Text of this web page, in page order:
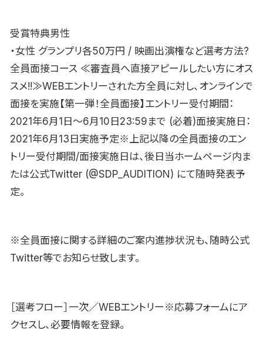
受賞特典男性
・女性 グランプリ各50万円 / 映画出演権など選考方法?
全員面接コース ≪審査員へ直接アピールしたい方にオス
スメ!!≫WEBエントリーされた方全員に対し、オンラインで
面接を実施【第一弾！全員面接】エントリー受付期間：
2021年6月1日〜6月10日23:59まで (必着)面接実施日：
2021年6月13日実施予定※上記以降の全員面接のエン
トリー受付期間/面接実施日は、後日当ホームページ内ま
たは公式Twitter (@SDP_AUDITION) にて随時発表予
定。
※全員面接に関する詳細のご案内進捗状況も、随時公式
Twitter等でお知らせ致します。
［選考フロー］一次／WEBエントリー※応募フォームにア
クセスし、必要情報を登録。